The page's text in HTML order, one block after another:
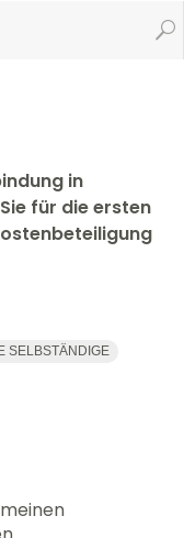
& Geburt
in
für die ersten
SELBSTÄNDIGE